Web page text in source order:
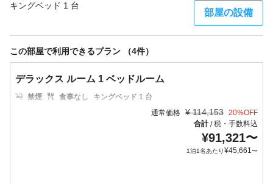
キングベッド 1 台
部屋の設備
この部屋で利用できるプラン （4件）
デラックス ルーム 1 ベッドルーム
禁煙 食事なし
キングベッド 1 台
通常価格 ¥ 114,153 20%OFF
合計/税・手数料込
¥91,321〜
1泊1名あたり¥45,661〜